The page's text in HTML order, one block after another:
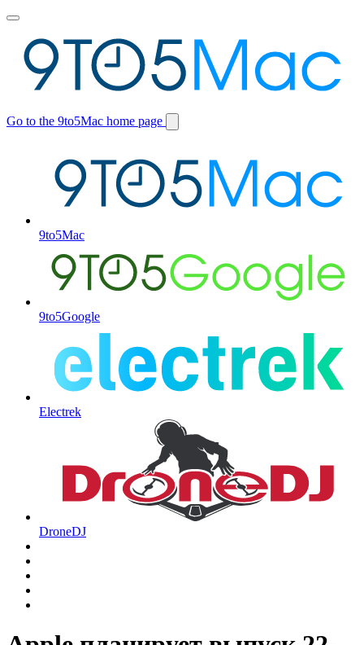
Toggle
menu
Go to the 9to5Mac home page
Switch
9to5Mac
9to5Google
Electrek
DroneDJ